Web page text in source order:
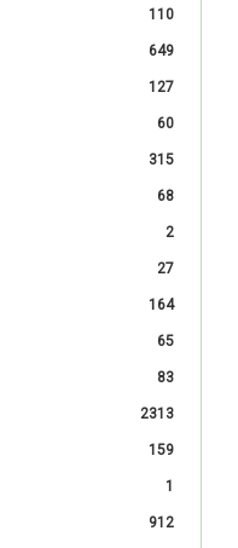
110
649
127
60
315
68
2
27
164
65
83
2313
159
1
912